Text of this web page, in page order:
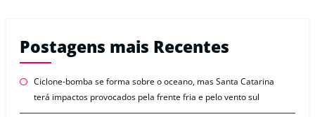
Postagens mais Recentes
Ciclone-bomba se forma sobre o oceano, mas Santa Catarina
terá impactos provocados pela frente fria e pelo vento sul